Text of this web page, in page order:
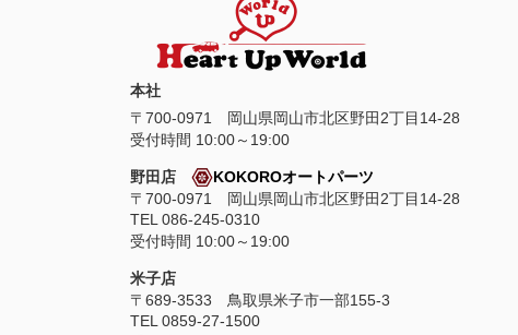
本社
〒 700-0971 岡山県岡山市北区野田2丁目14-28
受付時間 10:00～19:00
野田店
KOKOROオートパーツ
〒700-0971 岡山県岡山市北区野田2丁目14-28
TEL 086-245-0310
受付時間 10:00～19:00
米子店
〒689-3533 鳥取県米子市一部155-3
TEL 0859-27-1500